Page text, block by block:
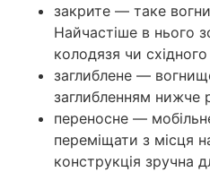
закрите — таке
Найчастіше в нього
колодязя чи
заглиблене —
заглибленням нижче
переносне —
переміщати з місця
конструкція зручна